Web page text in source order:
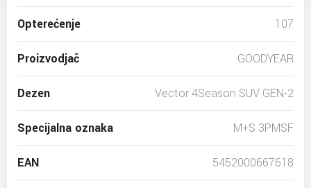
Opterećenje 107
Proizvodjač GOODYEAR
Dezen Vector 4Season SUV GEN-2
Specijalna oznaka M+S 3PMSF
EAN 5452000667618